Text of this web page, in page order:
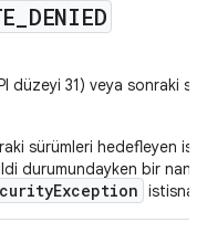
DENIED
düzeyi 31) veya sonraki
sürümleri hedefleyen
durumundayken bir nano